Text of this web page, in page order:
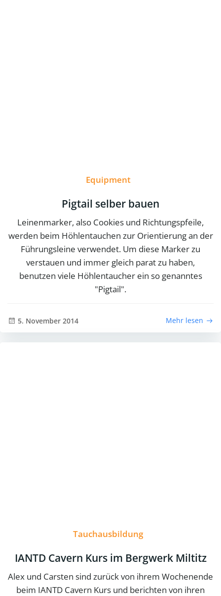
Equipment
Pigtail selber bauen
Leinenmarker, also Cookies und Richtungspfeile,
werden beim Höhlentauchen zur Orientierung an der
Führungsleine verwendet. Um diese Marker zu
verstauen und immer gleich parat zu haben,
benutzen viele Höhlentaucher ein so genanntes
"Pigtail".
5. November 2014 Mehr lesen
Tauchausbildung
IANTD Cavern Kurs im Bergwerk Miltitz
Alex und Carsten sind zurück von ihrem Wochenende
beim IANTD Cavern Kurs und berichten von ihren